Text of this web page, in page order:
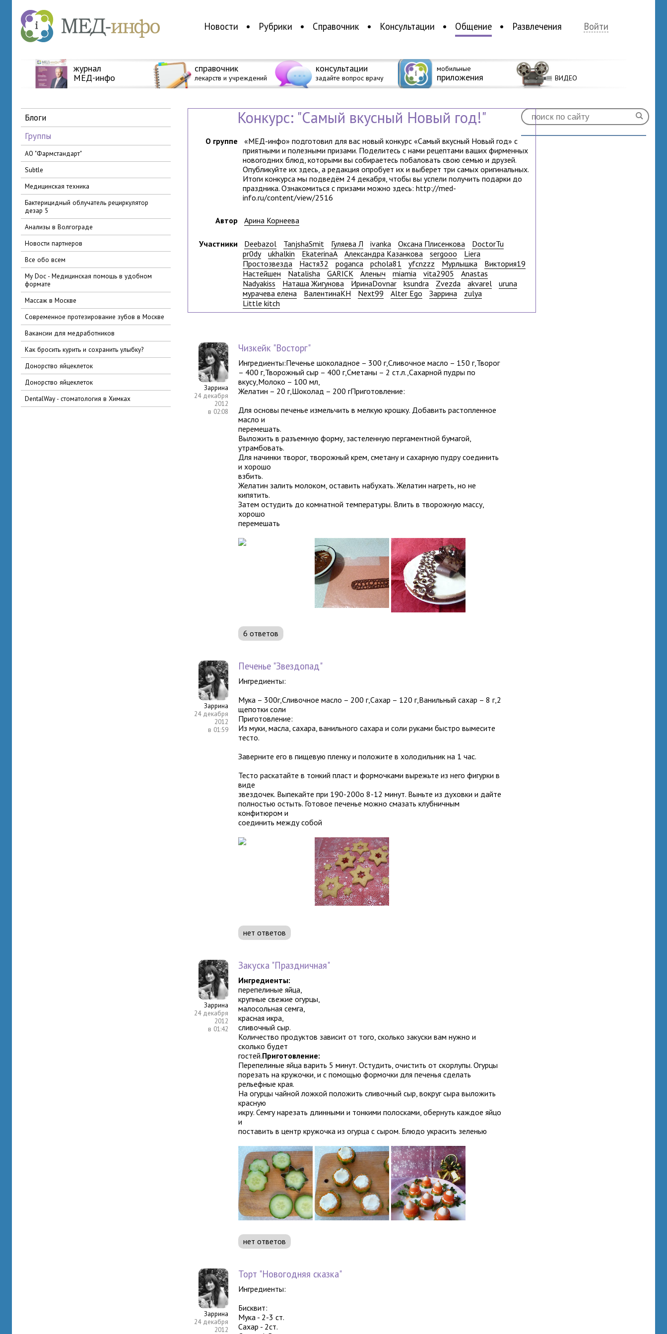
Новости Рубрики Справочник Консультации Общение Развлечения Войти
журнал
МЕД-инфо
справочник
лекарств и учреждений
консультации
задайте вопрос врачу
мобильные
приложения ВИДЕО
блоги
группы
АО "Фармстандарт"
Subtle
медицинская техника
бактерицидный облучатель рециркулятор
дезар 5
Анализы в Волгограде
Новости партнеров
Все обо всем
My Doc - Медицинская помощь в удобном
формате
Массаж в Москве
Современное протезирование зубов в Москве
вакансии для медработников
Как бросить курить и сохранить улыбку?
Донорство яйцеклеток
Донорство яйцеклеток
DentalWay - стоматология в Химках
Конкурс: "Самый вкусный Новый год!"
О группе
«МЕД-инфо» подготовил для вас новый конкурс «Самый вкусный Новый год» с
приятными и полезными призами. Поделитесь с нами рецептами ваших фирменных
новогодних блюд, которыми вы собираетесь побаловать свою семью и друзей.
Опубликуйте их здесь, а редакция опробует их и выберет три самых оригинальных.
Итоги конкурса мы подведём 24 декабря, чтобы вы успели получить подарки до
праздника. Ознакомиться с призами можно здесь: http://med-
info.ru/content/view/2516
Автор Арина Корнеева
Участники Deebazol TanjshaSmit Гуляева Л ivanka Оксана Плисенкова
DoctorTu
pr0dy
ukhalkin EkaterinaA Александра Казанкова sergooo
Liera
Простозвезда
Настя32 poganca pchola81 yfcnzzz Мурлышка
Виктория19
Настейшен
Natalisha GARICK Аленыч miamia vita2905
Anastas
Nadyakiss
Наташа Жигунова ИринаDovnar ksundra Zvezda akvarel
uruna
мурачева елена
ВалентинаКН Next99 Alter Ego Заррина
zulya
Little kitch
Заррина
24 декабря
2012
в 02:08
Чизкейк "Восторг"
Ингредиенты:Печенье шоколадное – 300 г,Сливочное масло – 150 г,Творог
– 400 г,Творожный сыр – 400 г,Сметаны – 2 ст.л.,Сахарной пудры по
вкусу,Молоко – 100 мл,
Желатин – 20 г,Шоколад – 200 гПриготовление:
Для основы печенье измельчить в мелкую крошку. Добавить растопленное
масло и
перемешать.
Выложить в разъемную форму, застеленную пергаментной бумагой,
утрамбовать.
Для начинки творог, творожный крем, сметану и сахарную пудру соединить
и хорошо
взбить.
Желатин залить молоком, оставить набухать. Желатин нагреть, но не
кипятить.
Затем остудить до комнатной температуры. Влить в творожную массу,
хорошо
перемешать
6 ответов
Заррина
24 декабря
2012
в 01:59
Печенье "Звездопад"
Ингредиенты:
Мука – 300г,Сливочное масло – 200 г,Сахар – 120 г,Ванильный сахар – 8 г,2
щепотки соли
Приготовление:
Из муки, масла, сахара, ванильного сахара и соли руками быстро вымесите
тесто.
Заверните его в пищевую пленку и положите в холодильник на 1 час.
Тесто раскатайте в тонкий пласт и формочками вырежьте из него фигурки в
виде
звездочек. Выпекайте при 190-200о 8-12 минут. Выньте из духовки и дайте
полностью остыть. Готовое печенье можно смазать клубничным
конфитюром и
соединить между собой
нет ответов
Заррина
24 декабря
2012
в 01:42
Закуска "Праздничная"
Ингредиенты:
перепелиные яйца,
крупные свежие огурцы,
малосольная семга,
красная икра,
сливочный сыр.
Количество продуктов зависит от того, сколько закуски вам нужно и
сколько будет
гостей.Приготовление:
Перепелиные яйца варить 5 минут. Остудить, очистить от скорлупы. Огурцы
порезать на кружочки, и с помощью формочки для печенья сделать
рельефные края.
На огурцы чайной ложкой положить сливочный сыр, вокруг сыра выложить
красную
икру. Семгу нарезать длинными и тонкими полосками, обернуть каждое яйцо
и
поставить в центр кружочка из огурца с сыром. Блюдо украсить зеленью
нет ответов
Заррина
24 декабря
2012
Торт "Новогодняя сказка"
Ингредиенты:
Бисквит:
Мука - 2-3 ст.
Сахар - 2ст.